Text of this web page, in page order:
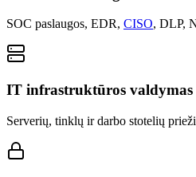
SOC paslaugos, EDR, CISO, DLP,
IT infrastruktūros valdymas
Serverių, tinklų ir darbo stotelių